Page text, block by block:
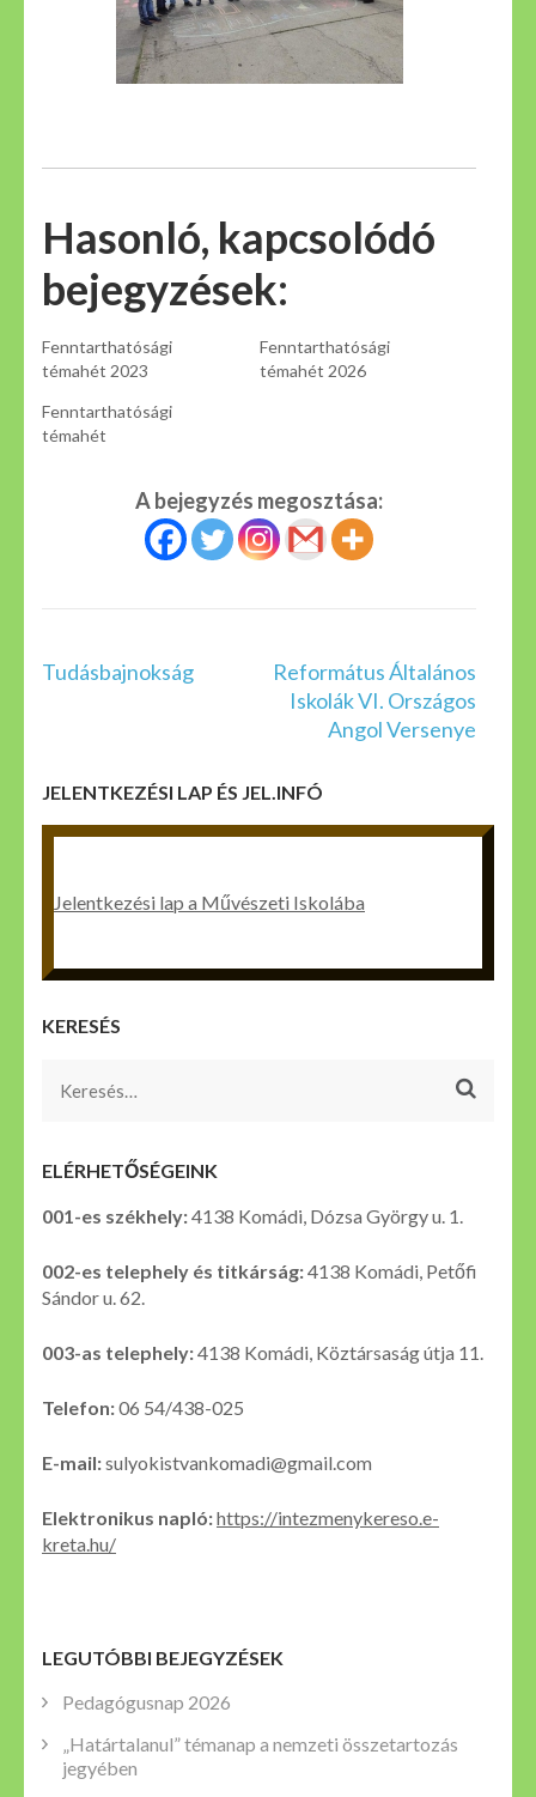
Hasonló, kapcsolódó
bejegyzések:
Fenntarthatósági
témahét 2023
Fenntarthatósági
témahét 2026
Fenntarthatósági
témahét
A bejegyzés megosztása:
Bejegyzés
Tudásbajnokság
Református Általános
Iskolák VI. Országos
Angol Versenye
JELENTKEZÉSI LAP ÉS JEL.INFÓ
Jelentkezési lap a Művészeti Iskolába
KERESÉS
Keresés:
ELÉRHETŐSÉGEINK
001-es székhely:4138 Komádi, Dózsa György u. 1.
002-es telephely és titkárság:4138 Komádi, Petőfi
Sándor u. 62.
003-as telephely:4138 Komádi, Köztársaság útja 11.
Telefon:06 54/438-025
E-mail:sulyokistvankomadi@gmail.com
Elektronikus napló:https://intezmenykereso.e-
kreta.hu/
LEGUTÓBBI BEJEGYZÉSEK
Pedagógusnap 2026
„Határtalanul” témanap a nemzeti összetartozás
jegyében